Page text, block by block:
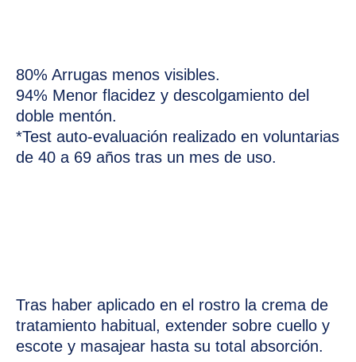
80% Arrugas menos visibles.
94% Menor flacidez y descolgamiento del
doble mentón.
*Test auto-evaluación realizado en voluntarias
de 40 a 69 años tras un mes de uso.
Tras haber aplicado en el rostro la crema de
tratamiento habitual, extender sobre cuello y
escote y masajear hasta su total absorción.